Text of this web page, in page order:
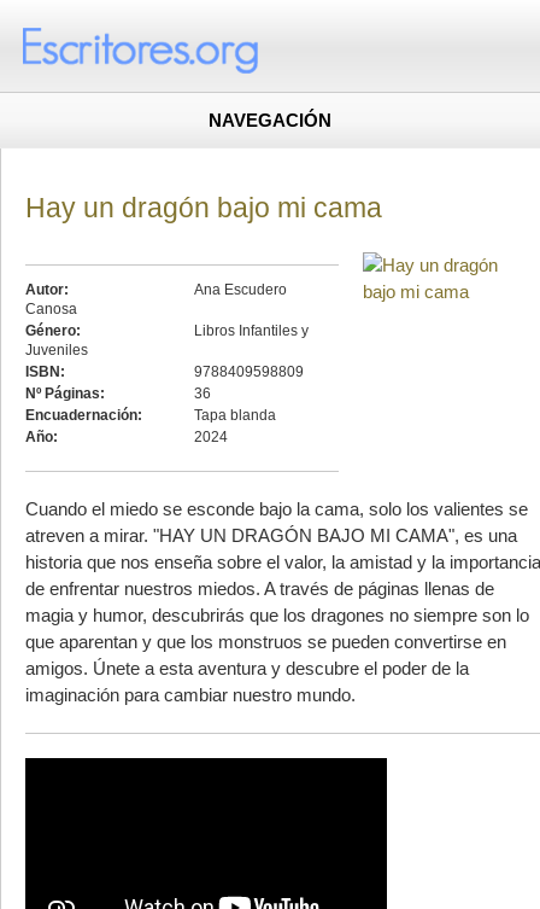
NAVEGACIÓN
Hay un dragón bajo mi cama
Autor:
Ana Escudero
Canosa
Género:
Libros Infantiles y
Juveniles
ISBN:
9788409598809
Nº Páginas:
36
Encuadernación:
Tapa blanda
Año:
2024
Cuando el miedo se esconde bajo la cama, solo los valientes se
atreven a mirar. "HAY UN DRAGÓN BAJO MI CAMA", es una
historia que nos enseña sobre el valor, la amistad y la importancia
de enfrentar nuestros miedos. A través de páginas llenas de
magia y humor, descubrirás que los dragones no siempre son lo
que aparentan y que los monstruos se pueden convertirse en
amigos. Únete a esta aventura y descubre el poder de la
imaginación para cambiar nuestro mundo.